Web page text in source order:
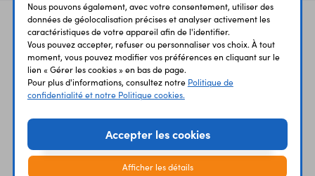
UNE QUESTION?
PAIEMENT
Nous pouvons également, avec votre consentement, utiliser des
données de géolocalisation précises et analyser activement les
caractéristiques de votre appareil afin de l'identifier.
Vous pouvez accepter, refuser ou personnaliser vos choix. À tout
moment, vous pouvez modifier vos préférences en cliquant sur le
lien « Gérer les cookies » en bas de page.
Pour plus d'informations, consultez notre Politique de
confidentialité et notre Politique cookies.
Accepter les cookies
Afficher les détails